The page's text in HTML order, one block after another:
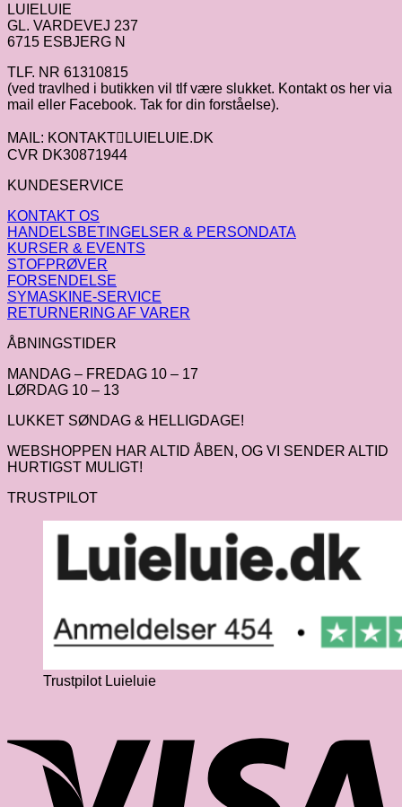
LUIELUIE
GL. VARDEVEJ 237
6715 ESBJERG N
TLF. NR 61310815
(ved travlhed i butikken vil tlf være slukket. Kontakt os her via
mail eller Facebook. Tak for din forståelse).
MAIL: KONTAKTLUIELUIE.DK
CVR DK30871944
KUNDESERVICE
KONTAKT OS
HANDELSBETINGELSER & PERSONDATA
KURSER & EVENTS
STOFPRØVER
FORSENDELSE
SYMASKINE-SERVICE
RETURNERING AF VARER
ÅBNINGSTIDER
MANDAG – FREDAG 10 – 17
LØRDAG 10 – 13
LUKKET SØNDAG & HELLIGDAGE!
WEBSHOPPEN HAR ALTID ÅBEN, OG VI SENDER ALTID
HURTIGST MULIGT!
TRUSTPILOT
Trustpilot Luieluie